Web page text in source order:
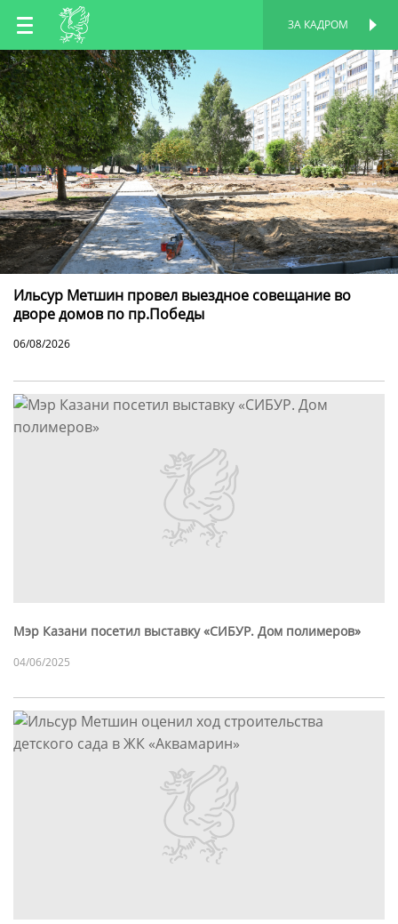
RU
EN
TT
ЗА КАДРОМ
Ильсур Метшин провел выездное совещание во
дворе домов по пр.Победы
06/08/2026
Мэр Казани посетил выставку «СИБУР. Дом полимеров»
04/06/2025
ПЕРСОНАЛЬНАЯ
СТРАНИЦА